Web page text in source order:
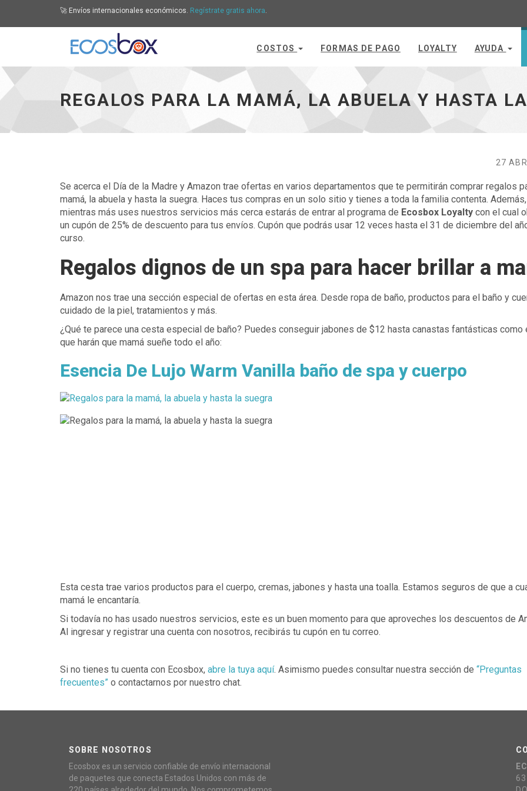
🚀 Envíos internacionales económicos. Regístrate gratis ahora.
COSTOS FORMAS DE PAGO LOYALTY AYUDA
REGALOS PARA LA MAMÁ, LA ABUELA Y HASTA
27
Se acerca el Día de la Madre y Amazon trae ofertas en varios departamentos que te permitirán comprar regalos
mamá, la abuela y hasta la suegra. Haces tus compras en un solo sitio y tienes a toda la familia contenta. Además,
mientras más uses nuestros servicios más cerca estarás de entrar al programa de Ecosbox Loyalty con el cual
un cupón de 25% de descuento para tus envíos. Cupón que podrás usar 12 veces hasta el 31 de diciembre del
curso.
Regalos dignos de un spa para hacer brillar a
Amazon nos trae una sección especial de ofertas en esta área. Desde ropa de baño, productos para el baño y
cuidado de la piel, tratamientos y más.
¿Qué te parece una cesta especial de baño? Puedes conseguir jabones de $12 hasta canastas fantásticas como
que harán que mamá sueñe todo el año:
Esencia De Lujo Warm Vanilla baño de spa y cuerpo
Esta cesta trae varios productos para el cuerpo, cremas, jabones y hasta una toalla. Estamos seguros de que a
mamá le encantaría.
Si todavía no has usado nuestros servicios, este es un buen momento para que aproveches los descuentos de
Al ingresar y registrar una cuenta con nosotros, recibirás tu cupón en tu correo.
Si no tienes tu cuenta con Ecosbox, abre la tuya aquí. Asimismo puedes consultar nuestra sección de “Preguntas
frecuentes” o contactarnos por nuestro chat.
SOBRE NOSOTROS
Ecosbox es un servicio confiable de envío internacional
de paquetes que conecta Estados Unidos con más de